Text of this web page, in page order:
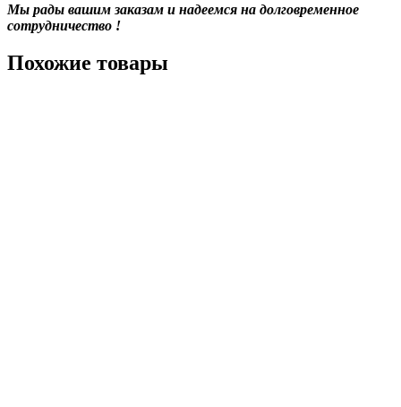
Мы рады вашим заказам и надеемся на долговременное
сотрудничество !
Похожие товары